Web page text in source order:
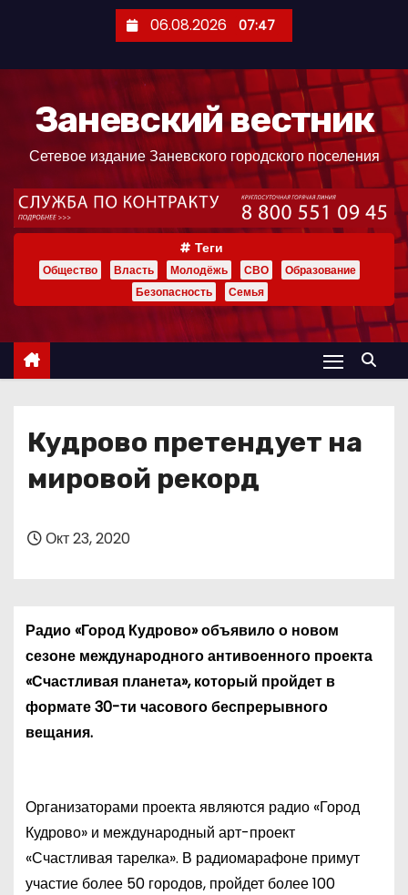
ж
06.08.2026 07:47
Заневский вестник
Сетевое издание Заневского городского поселения
Теги
Общество Власть Молодёжь СВО
Образование
Безопасность
Семья
Кудрово претендует на
мировой рекорд
Окт 23, 2020
Радио «Город Кудрово» объявило о новом
сезоне международного антивоенного проекта
«Счастливая планета», который пройдет в
формате 30-ти часового беспрерывного
вещания.
Организаторами проекта являются радио «Город
Кудрово» и международный арт-проект
«Счастливая тарелка». В радиомарафоне примут
участие более 50 городов, пройдет более 100